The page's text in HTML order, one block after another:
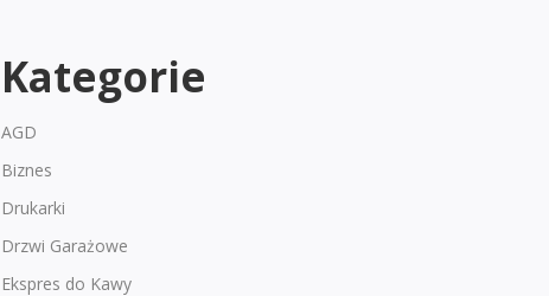
Kategorie
AGD
Biznes
Drukarki
Drzwi Garażowe
Ekspres do Kawy